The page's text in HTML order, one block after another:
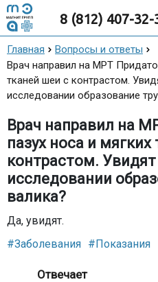
8 (812) 407-32-
Главная
Вопросы и ответы
Врач направил на МРТ
тканей шеи с контрастом.
исследовании образование
Врач направил на
пазух носа и
контрастом.
исследовании
валика?
Да, увидят.
#Заболевания #Показания
Отвечает